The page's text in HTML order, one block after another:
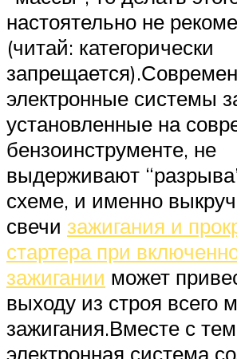
настоятельно не
(читай: категорически
электронные системы
установленные на
бензоинструменте, не
выдерживают
схеме, и именно
свечи зажигания и
стартера при
зажигании может
выходу из строя всего
зажигания.Вместе с
электронная система